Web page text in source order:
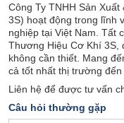
Công Ty TNHH Sản
3S) hoạt động trong lĩnh
nghiệp tại Việt Nam. Tất
Thương Hiệu Cơ Khí 3S,
không cần thiết. Mang
cả tốt nhất thị trường đến
Liên hệ để được tư vấn
Câu hỏi thường gặp